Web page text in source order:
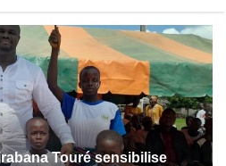
2.0 dévoile des